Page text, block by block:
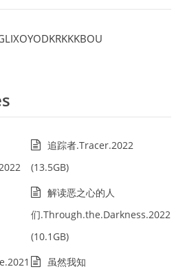
追踪者.Tracer.2022
(13.5GB)
解读恶之心的人
们.Through.the.Darkness.2022
(10.1GB)
虽然我知